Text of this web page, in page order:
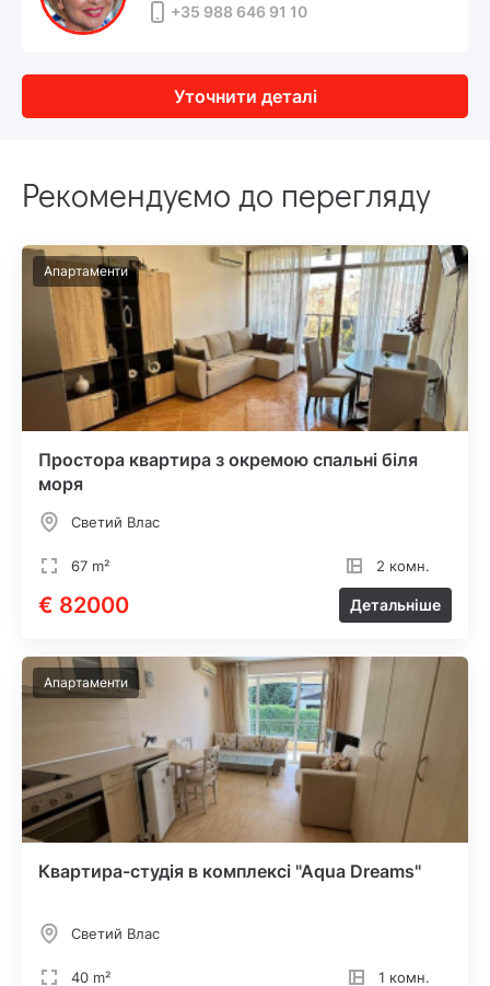
+35 988 646 91 10
Уточнити деталі
Рекомендуємо до перегляду
Апартаменти
Простора квартира з окремою спальні біля
моря
Светий Влас
67 m² 2 комн.
€ 82000 Детальніше
Апартаменти
Квартира-студія в комплексі "Aqua Dreams"
Светий Влас
40 m² 1 комн.